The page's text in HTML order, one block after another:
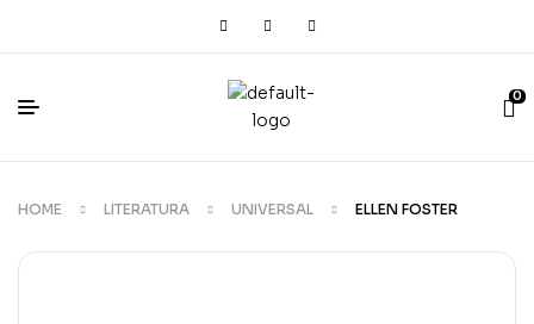
0
HOME LITERATURA UNIVERSAL ELLEN FOSTER